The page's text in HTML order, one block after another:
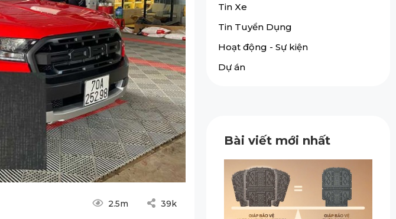
2.5m 39k
Tin Xe
Tin Tuyển Dụng
Hoạt động - Sự kiện
Dự án
Bài viết mới nhất